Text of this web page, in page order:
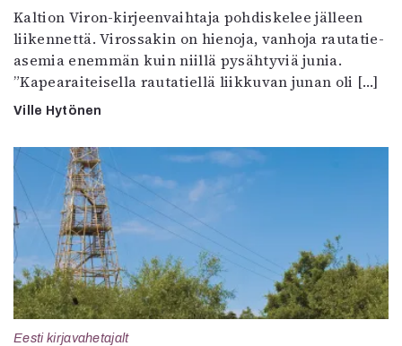
Kaltion Viron-kirjeenvaihtaja pohdiskelee jälleen
liikennettä. Virossakin on hienoja, vanhoja rauta­tie­
asemia enemmän kuin niillä pysähtyviä junia.
”Kapearaiteisella rautatiellä liikkuvan junan oli […]
Ville Hytönen
Eesti kirjavahetajalt